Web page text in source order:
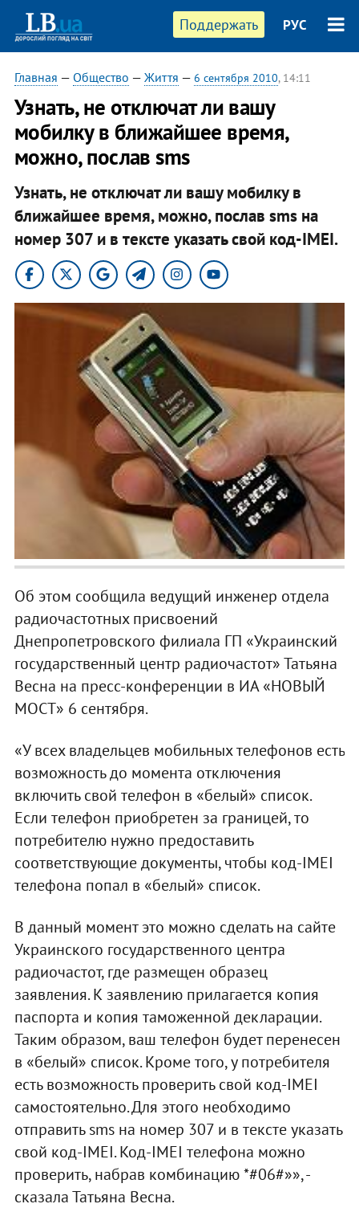
Поддержать РУС
Главная — Общество — Життя — 6 сентября 2010, 14:11
Узнать, не отключат ли вашу
мобилку в ближайшее время,
можно, послав sms
Узнать, не отключат ли вашу мобилку в
ближайшее время, можно, послав sms на
номер 307 и в тексте указать свой код-IMEI.
Об этом сообщила ведущий инженер отдела
радиочастотных присвоений
Днепропетровского филиала ГП «Украинский
государственный центр радиочастот» Татьяна
Весна на пресс-конференции в ИА «НОВЫЙ
МОСТ» 6 сентября.
«У всех владельцев мобильных телефонов есть
возможность до момента отключения
включить свой телефон в «белый» список.
Если телефон приобретен за границей, то
потребителю нужно предоставить
соответствующие документы, чтобы код-IMEI
телефона попал в «белый» список.
В данный момент это можно сделать на сайте
Украинского государственного центра
радиочастот, где размещен образец
заявления. К заявлению прилагается копия
паспорта и копия таможенной декларации.
Таким образом, ваш телефон будет перенесен
в «белый» список. Кроме того, у потребителя
есть возможность проверить свой код-IMEI
самостоятельно. Для этого необходимо
отправить sms на номер 307 и в тексте указать
свой код-IMEI. Код-IMEI телефона можно
проверить, набрав комбинацию *#06#»», -
сказала Татьяна Весна.